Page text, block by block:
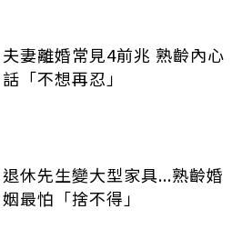
夫妻離婚常見4前兆 熟齡內心
話「不想再忍」
退休先生變大型家具...熟齡婚
姻最怕「捨不得」